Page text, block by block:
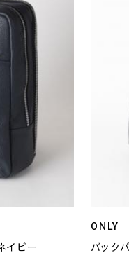
イビー
ONLY
バック